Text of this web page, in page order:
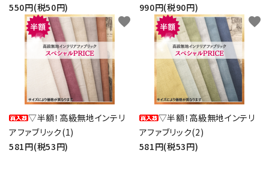
550円(税50円)
990円(税90円)
▽半額！高級無地インテリ
アファブリック(1)
581円(税53円)
favorite
▽半額！高級無地インテリ
アファブリック(2)
581円(税53円)
favorite